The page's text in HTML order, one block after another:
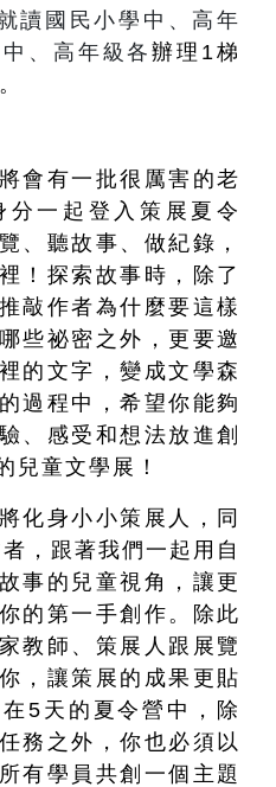
讀國民小學中、高年
、高年級各辦理1梯
會有一批很厲害的老
分一起登入策展夏令
、聽故事、做紀錄，
！探索故事時，除了
敲作者為什麼要這樣
些祕密之外，更要邀
的文字，變成文學森
過程中，希望你能夠
、感受和想法放進創
兒童文學展！
化身小小策展人，同
，跟著我們一起用自
事的兒童視角，讓更
的第一手創作。除此
教師、策展人跟展覽
，讓策展的成果更貼
5天的夏令營中，除
務之外，你也必須以
有學員共創一個主題